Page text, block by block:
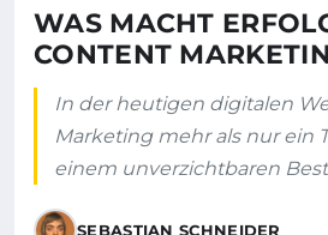
WAS MACHT
CONTENT
In der heutigen digitalen
Marketing mehr als nur ein
einem unverzichtbaren
SEBASTIAN SCHNEIDER